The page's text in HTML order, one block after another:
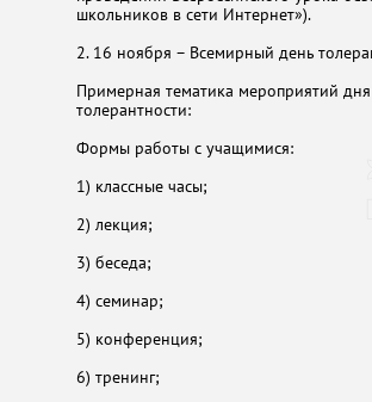
школьников в сети Интернет»).
2. 16 ноября – Всемирный день
Примерная тематика мероприятий дня
толерантности:
Формы работы с учащимися:
1) классные часы;
2) лекция;
3) беседа;
4) семинар;
5) конференция;
6) тренинг;